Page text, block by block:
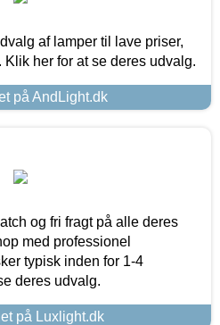
af lamper til lave priser,
Klik her for at se deres udvalg.
på AndLight.dk
og fri fragt på alle deres
med professionel
typisk inden for 1-4
deres udvalg.
på Luxlight.dk